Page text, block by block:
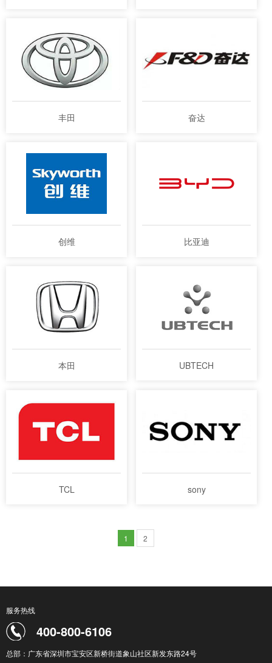
丰田 奋达
创维 比亚迪
本田 UBTECH
TCL sony
1 2
服务热线
400-800-6106
总部：广东省深圳市宝安区新桥街道象山社区新发东路24号